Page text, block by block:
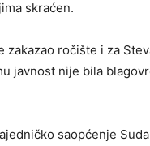
skraćen.
zakazao ročište i za
javnost nije bila
saopćenje